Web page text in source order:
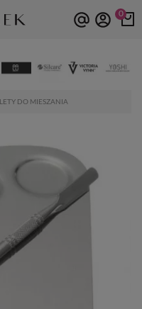
0
DO MIESZANIA